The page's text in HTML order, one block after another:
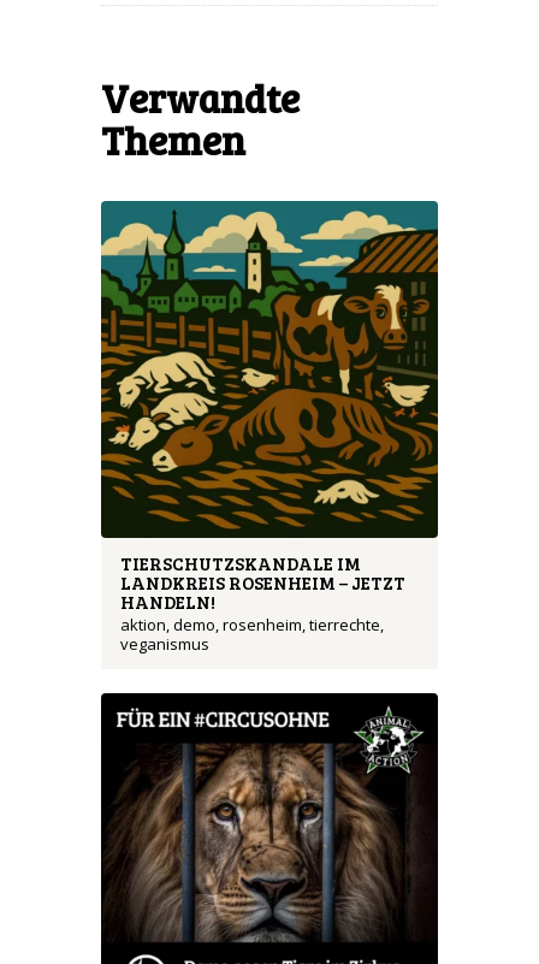
Verwandte
Themen
TIERSCHUTZSKANDALE IM
LANDKREIS ROSENHEIM – JETZT
HANDELN!
aktion,demo,rosenheim,tierrechte,
veganismus